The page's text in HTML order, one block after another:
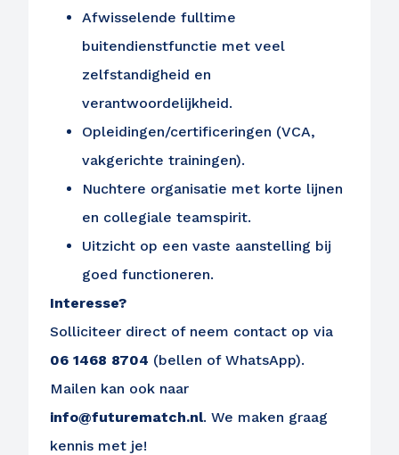
Afwisselende fulltime
buitendienstfunctie met veel
zelfstandigheid en
verantwoordelijkheid.
Opleidingen/certificeringen (VCA,
vakgerichte trainingen).
Nuchtere organisatie met korte lijnen
en collegiale teamspirit.
Uitzicht op een vaste aanstelling bij
goed functioneren.
Interesse?
Solliciteer direct of neem contact op via
06 1468 8704 (bellen of WhatsApp).
Mailen kan ook naar
info@futurematch.nl. We maken graag
kennis met je!
Ontvang vacatures direct in
je mailbox
Alerts ontvangen